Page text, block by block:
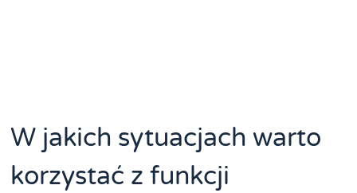
W jakich sytuacjach warto
korzystać z funkcji